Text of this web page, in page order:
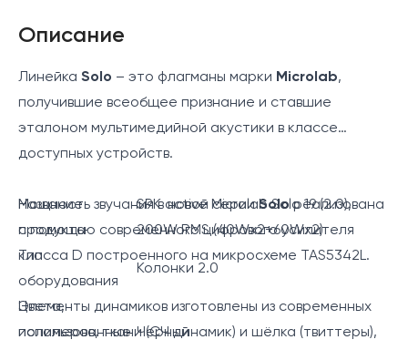
Описание
Линейка Solo – это флагманы марки Microlab,
получившие всеобщее признание и ставшие
эталоном мультимедийной акустики в классе
доступных устройств.
Мощность звучания в новой серииSolo реализована
с помощью современного цифрового усилителя
класса D построенного на микросхеме TAS5342L.
Элементы динамиков изготовлены из современных
полимеров, ткани (СЧ динамик) и шёлка (твиттеры),
Название
продукта
SPK active Microlab Solo 19 (2.0),
200W RMS (40Wx2+60Wx2)
Тип
оборудования
Колонки 2.0
Цвета,
использованные Черный